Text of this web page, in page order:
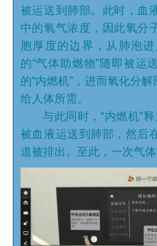
被运送到肺部。此时，血
中的氧气浓度，因此氧分
胞厚度的边界，从肺泡
的“气体助燃物”随即被运
的“内燃机”，进而氧化分
给人体所需。
与此同时，“内燃机”
被血液运送到肺部，然后
道被排出。至此，一次气体